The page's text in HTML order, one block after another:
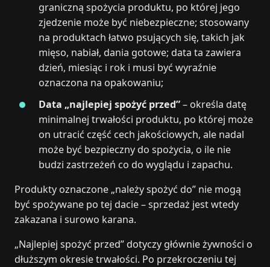
graniczną spożycia produktu, po której jego
zjedzenie może być niebezpieczne; stosowany
na produktach łatwo psujących się, takich jak
mięso, nabiał, dania gotowe; data ta zawiera
dzień, miesiąc i rok i musi być wyraźnie
oznaczona na opakowaniu;
Data „najlepiej spożyć przed”– określa datę
minimalnej trwałości produktu, po której może
on utracić część cech jakościowych, ale nadal
może być bezpieczny do spożycia, o ile nie
budzi zastrzeżeń co do wyglądu i zapachu.
Produkty oznaczone „należy spożyć do” nie mogą
być spożywane po tej dacie – sprzedaż jest wtedy
zakazana i surowo karana.
„Najlepiej spożyć przed” dotyczy głównie żywności o
dłuższym okresie trwałości. Po przekroczeniu tej